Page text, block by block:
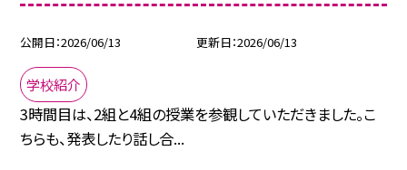
公開日 2026/06/13 更新日 2026/06/13
学校紹介
3時間目は、2組と4組の授業を参観していただきました。こ
ちらも、発表したり話し合...